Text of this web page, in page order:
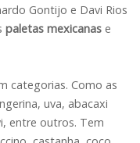
Gontijo e Davi Rios
paletas mexicanas e
categorias. Como as
uva, abacaxi
entre outros. Tem